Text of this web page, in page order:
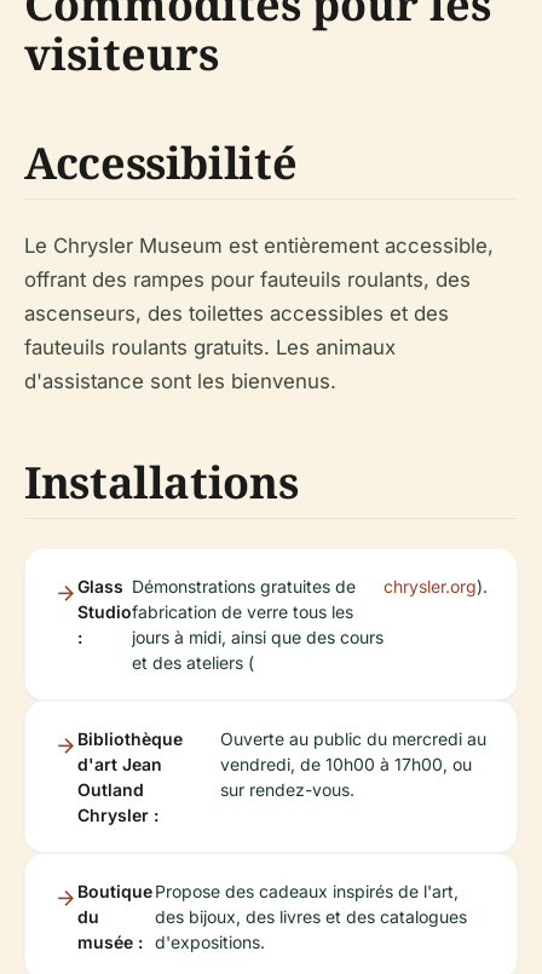
visiteurs
Accessibilité
Le Chrysler Museum est entièrement accessible,
offrant des rampes pour fauteuils roulants, des
ascenseurs, des toilettes accessibles et des
fauteuils roulants gratuits. Les animaux
d'assistance sont les bienvenus.
Installations
Glass
Studio
:
Démonstrations gratuites de
fabrication de verre tous les
jours à midi, ainsi que des cours
et des ateliers (
chrysler.org).
Bibliothèque
d'art Jean
Outland
Chrysler :
Ouverte au public du mercredi au
vendredi, de 10h00 à 17h00, ou
sur rendez-vous.
Boutique
du
musée :
Propose des cadeaux inspirés de l'art,
des bijoux, des livres et des catalogues
d'expositions.